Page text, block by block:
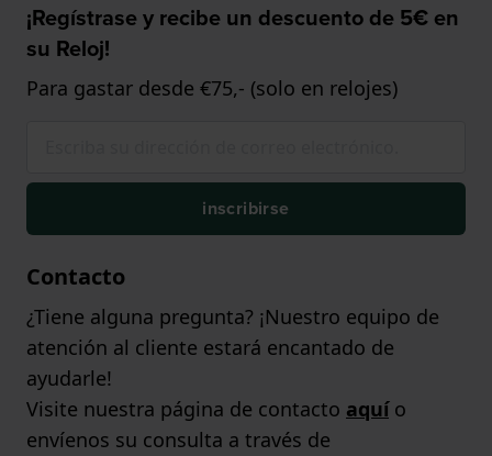
¡Regístrase y recibe un descuento de 5€ en
su Reloj!
Para gastar desde €75,- (solo en relojes)
inscribirse
Contacto
¿Tiene alguna pregunta? ¡Nuestro equipo de
atención al cliente estará encantado de
ayudarle!
Visite nuestra página de contacto aquío
envíenos su consulta a través de